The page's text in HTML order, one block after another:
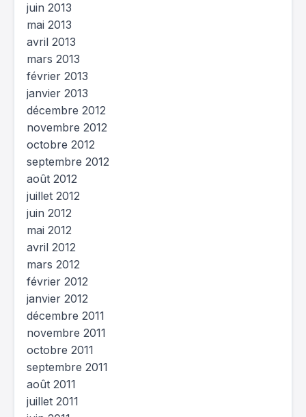
juin 2013
mai 2013
avril 2013
mars 2013
février 2013
janvier 2013
décembre 2012
novembre 2012
octobre 2012
septembre 2012
août 2012
juillet 2012
juin 2012
mai 2012
avril 2012
mars 2012
février 2012
janvier 2012
décembre 2011
novembre 2011
octobre 2011
septembre 2011
août 2011
juillet 2011